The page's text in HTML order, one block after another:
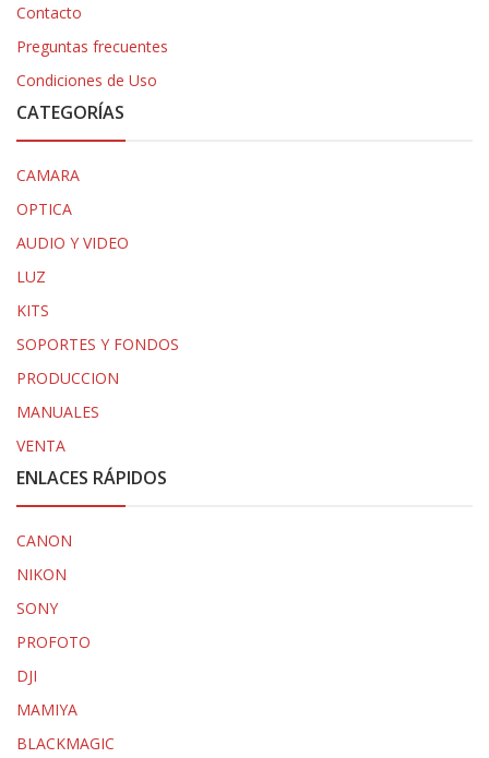
Contacto
Preguntas frecuentes
Condiciones de Uso
CATEGORÍAS
CAMARA
OPTICA
AUDIO Y VIDEO
LUZ
KITS
SOPORTES Y FONDOS
PRODUCCION
MANUALES
VENTA
ENLACES RÁPIDOS
CANON
NIKON
SONY
PROFOTO
DJI
MAMIYA
BLACKMAGIC